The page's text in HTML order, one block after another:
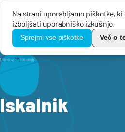
Na strani uporabljamo piškotke, ki
izboljšati uporabniško izkušnjo.
Sprejmi vse piškotke Več o
TikoPro
Menu
Domov Iskalnik
Iskalnik